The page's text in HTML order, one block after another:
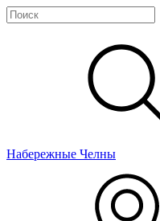
Набережные Челны